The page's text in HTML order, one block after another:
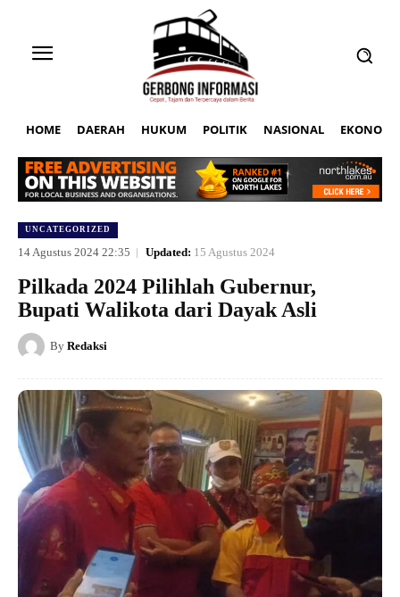
HOME DAERAH HUKUM POLITIK NASIONAL EKONOMI
UNCATEGORIZED
14 Agustus 2024 22:35 Updated: 15 Agustus 2024
Pilkada 2024 Pilihlah Gubernur,
Bupati Walikota dari Dayak Asli
By Redaksi